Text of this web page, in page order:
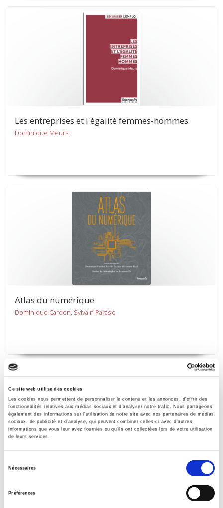
Ce site web utilise des cookies
Les cookies nous permettent de personnaliser le contenu et les annonces, d'offrir des
fonctionnalités relatives aux médias sociaux et d'analyser notre trafic. Nous partageons
également des informations sur l'utilisation de notre site avec nos partenaires de médias
sociaux, de publicité et d'analyse, qui peuvent combiner celles-ci avec d'autres
informations que vous leur avez fournies ou qu'ils ont collectées lors de votre utilisation
de leurs services.
Nécessaires
Préférences
Les entreprises et l'égalité femmes-hommes
Dominique Meurs
Atlas du numérique
Dominique Cardon, Sylvain Parasie
Varia